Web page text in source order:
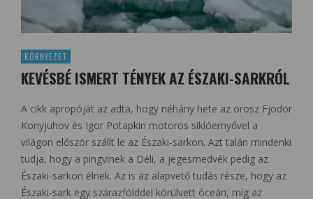
KÖRNYEZET
KEVÉSBÉ ISMERT TÉNYEK AZ ÉSZAKI-SARKRÓL
A cikk apropóját az adta, hogy néhány hete az orosz Fjodor
Konyjuhov és Igor Potapkin motoros siklóernyővel a
világon először szállt le az Északi-sarkon. Azt talán mindenki
tudja, hogy a pingvinek a Déli, a jegesmedvék pedig az
Északi-sarkon élnek. Az is az alapvető tudás része, hogy az
Északi-sark egy szárazfölddel körülvett óceán, míg az